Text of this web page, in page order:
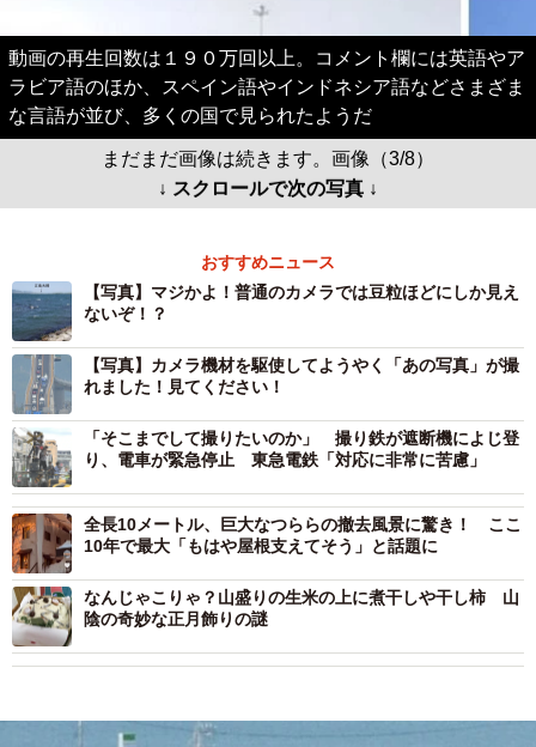
動画の再生回数は１９０万回以上。コメント欄には英語やア
ラビア語のほか、スペイン語やインドネシア語などさまざま
な言語が並び、多くの国で見られたようだ
まだまだ画像は続きます。画像（3/8）
↓ スクロールで次の写真 ↓
おすすめニュース
【写真】マジかよ！普通のカメラでは豆粒ほどにしか見え
ないぞ！？
【写真】カメラ機材を駆使してようやく「あの写真」が撮
れました！見てください！
「そこまでして撮りたいのか」 撮り鉄が遮断機によじ登
り、電車が緊急停止 東急電鉄「対応に非常に苦慮」
全長10メートル、巨大なつららの撤去風景に驚き！ ここ
10年で最大「もはや屋根支えてそう」と話題に
なんじゃこりゃ？山盛りの生米の上に煮干しや干し柿 山
陰の奇妙な正月飾りの謎